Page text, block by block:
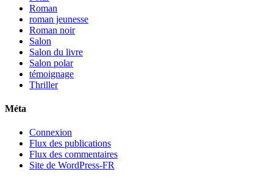
Roman
roman jeunesse
Roman noir
Salon
Salon du livre
Salon polar
témoignage
Thriller
Méta
Connexion
Flux des publications
Flux des commentaires
Site de WordPress-FR